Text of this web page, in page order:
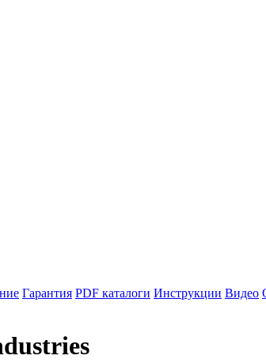
Гарантия PDF каталоги Инструкции Видео